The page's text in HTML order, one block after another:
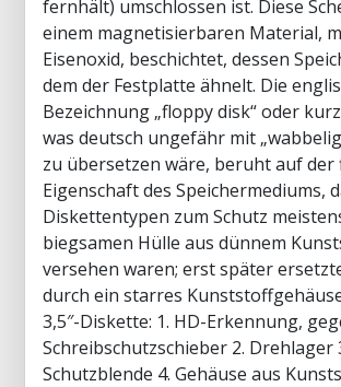
fernhält) umschlossen ist. Diese
einem magnetisierbaren Material,
Eisenoxid, beschichtet, dessen
dem der Festplatte ähnelt. Die
Bezeichnung „floppy disk“ oder kurz
was deutsch ungefähr mit
zu übersetzen wäre, beruht auf der
Eigenschaft des Speichermediums,
Diskettentypen zum Schutz
biegsamen Hülle aus dünnem
versehen waren; erst später
durch ein starres
3,5″-Diskette: 1. HD-Erkennung,
Schreibschutzschieber 2. Drehlager
Schutzblende 4. Gehäuse aus